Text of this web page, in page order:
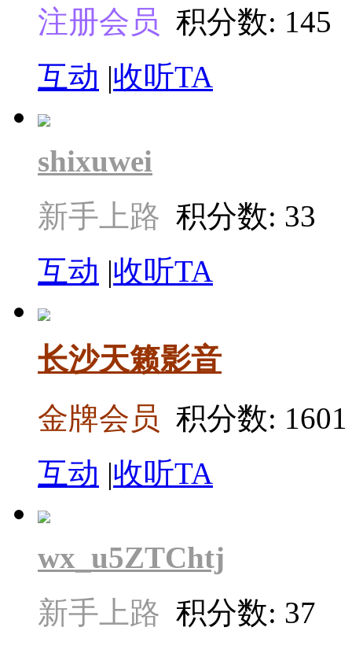
注册会员 积分数: 145
互动 |收听TA
shixuwei
新手上路 积分数: 33
互动 |收听TA
长沙天籁影音
金牌会员 积分数: 1601
互动 |收听TA
wx_u5ZTChtj
新手上路 积分数: 37